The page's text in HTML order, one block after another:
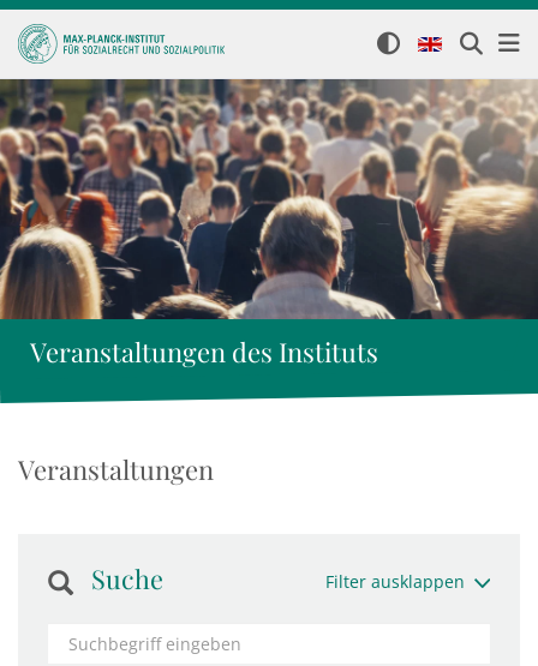
Veranstaltungen des Instituts
Veranstaltungen
Suche Filter ausklappen